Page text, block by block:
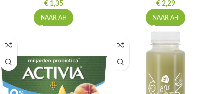
€1,35
NAAR AH
€2,29
NAAR AH